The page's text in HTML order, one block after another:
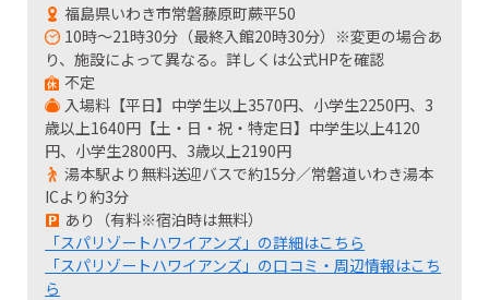
福島県いわき市常磐藤原町蕨平50
10時～21時30分（最終入館20時30分）※変更の場合あ
り、施設によって異なる。詳しくは公式HPを確認
不定
入場料【平日】中学生以上3570円、小学生2250円、3
歳以上1640円【土・日・祝・特定日】中学生以上4120
円、小学生2800円、3歳以上2190円
湯本駅より無料送迎バスで約15分／常磐道いわき湯本
ICより約3分
あり（有料※宿泊時は無料）
「スパリゾートハワイアンズ」の詳細はこちら
「スパリゾートハワイアンズ」の口コミ・周辺情報はこち
ら